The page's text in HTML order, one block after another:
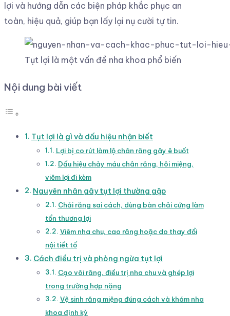
lợi và hướng dẫn các biện pháp khắc phục an
toàn, hiệu quả, giúp bạn lấy lại nụ cười tự tin.
Tụt lợi là một vấn đề nha khoa phổ biến
Nội dung bài viết
Tụt lợi là gì và dấu hiệu nhận biết
Lợi bị co rút làm lộ chân răng gây ê buốt
Dấu hiệu chảy máu chân răng, hôi miệng,
viêm lợi đi kèm
Nguyên nhân gây tụt lợi thường gặp
Chải răng sai cách, dùng bàn chải cứng làm
tổn thương lợi
Viêm nha chu, cao răng hoặc do thay đổi
nội tiết tố
Cách điều trị và phòng ngừa tụt lợi
Cạo vôi răng, điều trị nha chu và ghép lợi
trong trường hợp nặng
Vệ sinh răng miệng đúng cách và khám nha
khoa định kỳ